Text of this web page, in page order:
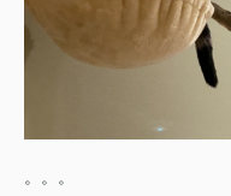
。。。